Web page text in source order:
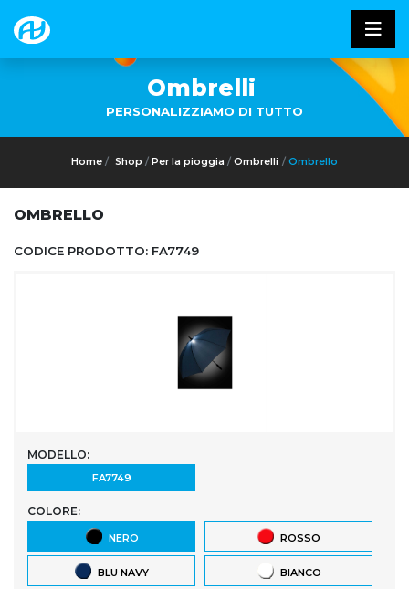
Ombrelli
PERSONALIZZIAMO DI TUTTO
Home Shop Per la pioggia Ombrelli Ombrello
OMBRELLO
CODICE PRODOTTO: FA7749
MODELLO:
FA7749
COLORE:
NERO ROSSO
BLU NAVY BIANCO